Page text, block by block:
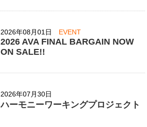
2026年08月01日 EVENT
2026 AVA FINAL BARGAIN NOW
ON SALE!!
2026年07月30日
ハーモニーワーキングプロジェクト